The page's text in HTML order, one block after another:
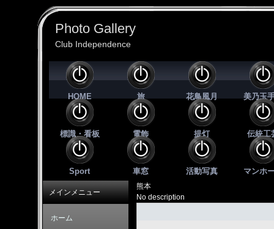
Photo Gallery
Club Independence
HOME 旅 花鳥風月 美乃玉
標識・看板 電飾 提灯 伝統工
Sport 車窓 活動写真 マンホ
熊本
No description
メインメニュー
ホーム